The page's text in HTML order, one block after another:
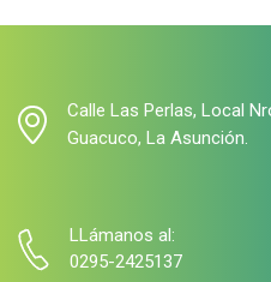
Calle Las Perlas, Local
Guacuco, La Asunción.
LLámanos al:
0295-2425137